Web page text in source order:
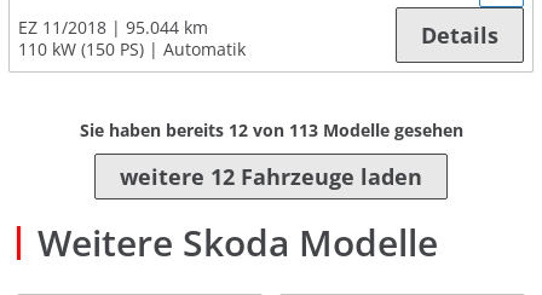
EZ 11/2018
95.044 km
110 kW (150 PS)
Automatik Details
Sie haben bereits 12von 113Modelle gesehen
weitere 12 Fahrzeuge laden
Weitere Skoda Modelle